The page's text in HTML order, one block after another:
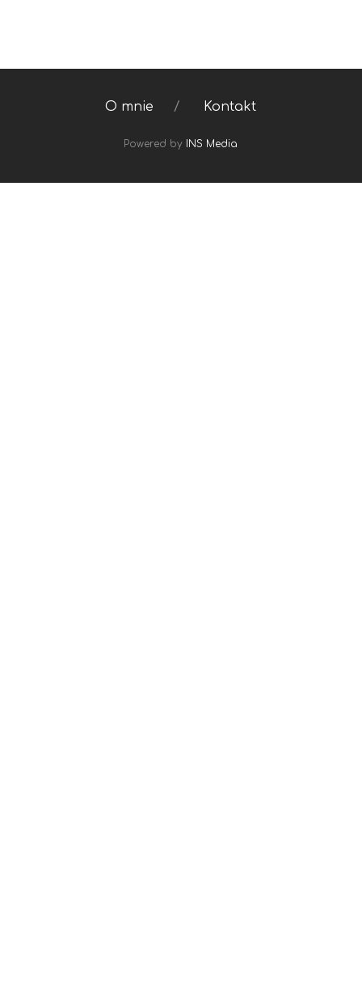
O mnie Kontakt
Powered by INS Media